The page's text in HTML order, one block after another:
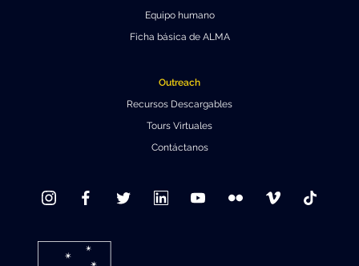
Equipo humano
Ficha básica de ALMA
Outreach
Recursos Descargables
Tours Virtuales
Contáctanos